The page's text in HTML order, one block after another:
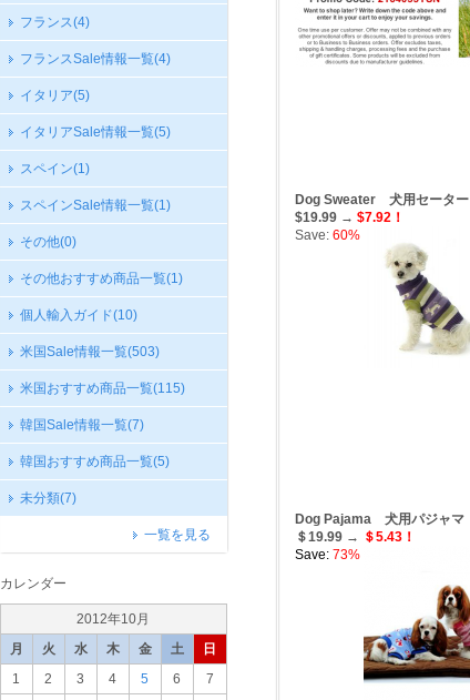
フランス(4)
フランスSale情報一覧(4)
イタリア(5)
イタリアSale情報一覧(5)
スペイン(1)
スペインSale情報一覧(1)
その他(0)
その他おすすめ商品一覧(1)
個人輸入ガイド(10)
米国Sale情報一覧(503)
米国おすすめ商品一覧(115)
韓国Sale情報一覧(7)
韓国おすすめ商品一覧(5)
未分類(7)
一覧を見る
カレンダー
2012年10月
月
火 水 木 金 土 日
1 2 3 4 5 6
7
Dog Sweater 犬用セーター
$19.99 → $7.92！
Save: 60%
Dog Pajama 犬用パジャマ
＄19.99 → ＄5.43！
Save: 73%